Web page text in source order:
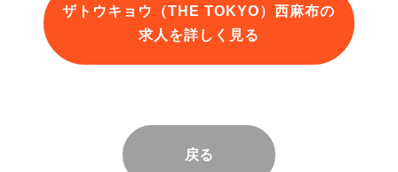
ザトウキョウ（THE TOKYO）西麻布の
求人を詳しく見る
戻る